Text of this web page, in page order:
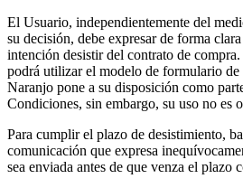
El Usuario, independientemente del
su decisión, debe expresar de forma
intención desistir del contrato de
podrá utilizar el modelo de formulario de
Naranjo pone a su disposición como
Condiciones, sin embargo, su uso no es
Para cumplir el plazo de desistimiento,
comunicación que expresa
sea enviada antes de que venza el plazo